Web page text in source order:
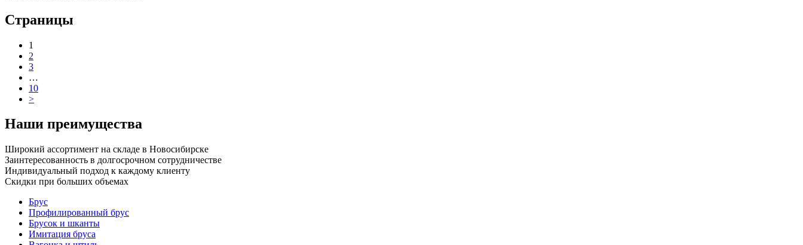
Страницы
1
2
3
…
10
>
Наши преимущества
Широкий ассортимент на складе в Новосибирске
Заинтересованность в долгосрочном сотрудничестве
Индивидуальный подход к каждому клиенту
Скидки при больших объемах
Брус
Профилированный брус
Брусок и шканты
Имитация бруса